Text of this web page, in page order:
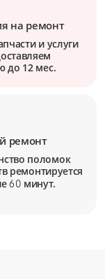
на ремонт
и услуги
до 12 мес.
ремонт
поломок
ремонтируется
60 минут.